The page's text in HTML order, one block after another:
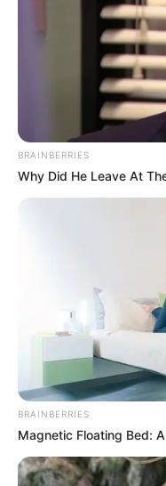
BRAINBERRIES
Why Did He Leave At
BRAINBERRIES
Magnetic Floating Bed: